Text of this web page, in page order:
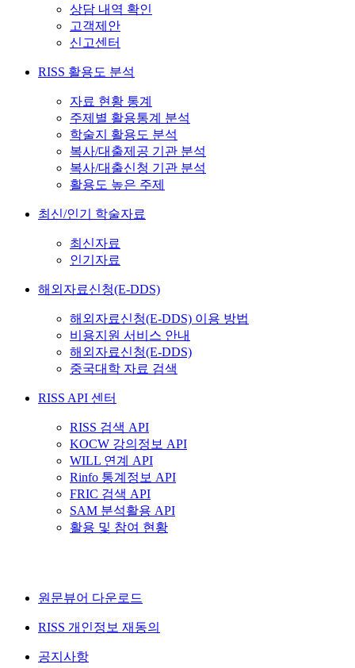
상담 내역 확인
고객제안
신고센터
RISS 활용도 분석
자료 현황 통계
주제별 활용통계 분석
학술지 활용도 분석
복사/대출제공 기관 분석
복사/대출신청 기관 분석
활용도 높은 주제
최신/인기 학술자료
최신자료
인기자료
해외자료신청(E-DDS)
해외자료신청(E-DDS) 이용 방법
비용지원 서비스 안내
해외자료신청(E-DDS)
중국대학 자료 검색
RISS API 센터
RISS 검색 API
KOCW 강의정보 API
WILL 연계 API
Rinfo 통계정보 API
FRIC 검색 API
SAM 분석활용 API
활용 및 참여 현황
원문뷰어 다운로드
RISS 개인정보 재동의
공지사항